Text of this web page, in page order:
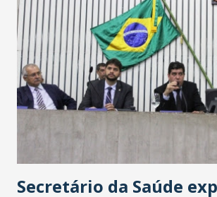
Secretário da Saúde